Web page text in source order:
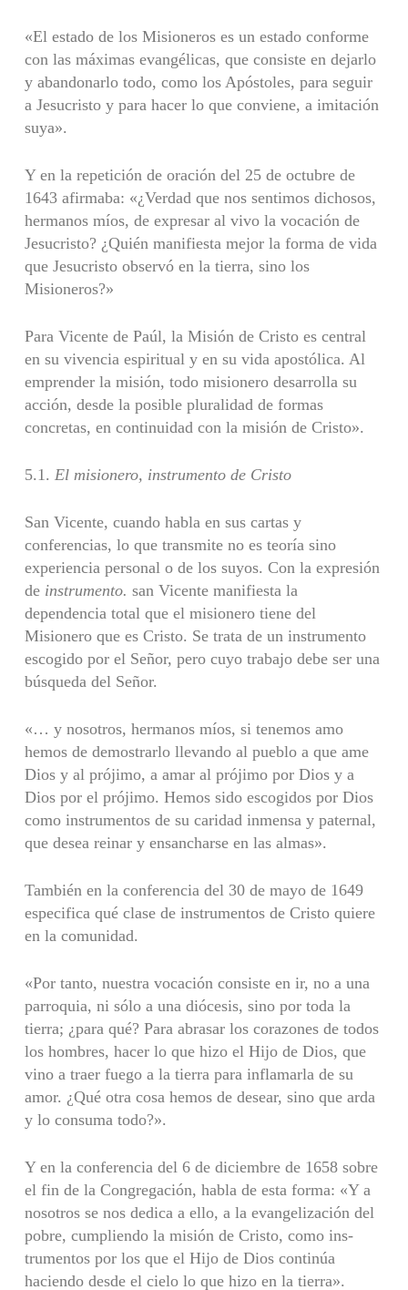
«El estado de los Misioneros es un estado conforme
con las máximas evangélicas, que consiste en dejarlo
y aban­donarlo todo, como los Apóstoles, para seguir
a Jesucris­to y para hacer lo que conviene, a imitación
suya».
Y en la repetición de oración del 25 de octubre de
1643 afirmaba: «¿Verdad que nos sentimos dichosos,
hermanos míos, de expresar al vivo la vocación de
Jesucristo? ¿Quién manifiesta mejor la forma de vida
que Jesucristo obser­vó en la tierra, sino los
Misioneros?»
Para Vicente de Paúl, la Misión de Cristo es central
en su vivencia espiritual y en su vida apostólica. Al
emprender la misión, todo misionero desarrolla su
acción, desde la posible pluralidad de formas
concretas, en continuidad con la misión de Cristo».
5.1. El misionero, instrumento de Cristo
San Vicente, cuando habla en sus cartas y
conferencias, lo que transmite no es teoría sino
experiencia personal o de los suyos. Con la expresión
de instrumento. san Vicente manifiesta la
dependencia total que el misionero tiene del
Misionero que es Cristo. Se trata de un instrumento
escogido por el Señor, pero cuyo trabajo debe ser una
búsqueda del Señor.
«… y nosotros, hermanos míos, si tenemos amo
hemos de demostrarlo llevando al pueblo a que ame
Dios y al prójimo, a amar al prójimo por Dios y a
Dios por el prójimo. Hemos sido escogidos por Dios
como instrumentos de su caridad inmensa y paternal,
que desea reinar y ensancharse en las almas».
También en la conferencia del 30 de mayo de 1649
especifica qué clase de instrumentos de Cristo quiere
en la comunidad.
«Por tanto, nuestra vocación consiste en ir, no a una
parroquia, ni sólo a una diócesis, sino por toda la
tierra; ¿para qué? Para abrasar los corazones de todos
los hombres, hacer lo que hizo el Hijo de Dios, que
vino a traer fuego a la tierra para inflamarla de su
amor. ¿Qué otra cosa hemos de desear, sino que arda
y lo consuma todo?».
Y en la conferencia del 6 de diciembre de 1658 sobre
el fin de la Congregación, habla de esta forma: «Y a
nosotros se nos dedica a ello, a la evangelización del
pobre, cumpliendo la misión de Cristo, como ins­
trumentos por los que el Hijo de Dios continúa
haciendo desde el cielo lo que hizo en la tierra».